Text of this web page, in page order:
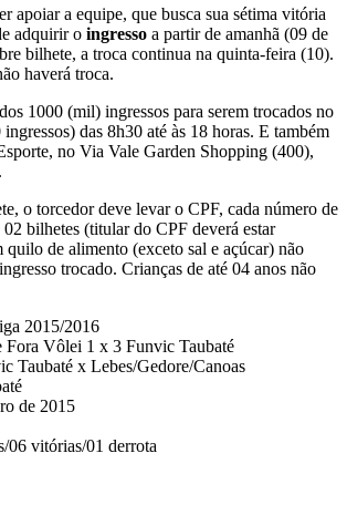
apoiar a equipe, que busca sua sétima vitória
adquirir o ingresso a partir de amanhã (09 de
bilhete, a troca continua na quinta-feira (10).
haverá troca.
1000 (mil) ingressos para serem trocados no
das 8h30 até às 18 horas. E também
no Via Vale Garden Shopping (400),
o torcedor deve levar o CPF, cada número de
bilhetes (titular do CPF deverá estar
quilo de alimento (exceto sal e açúcar) não
trocado. Crianças de até 04 anos não
2015/2016
Vôlei 1 x 3 Funvic Taubaté
Taubaté x Lebes/Gedore/Canoas
de 2015
06 vitórias/01 derrota